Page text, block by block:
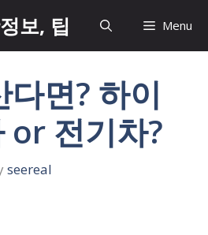
보, 팁 Menu
면? 하이
or 전기차?
seereal